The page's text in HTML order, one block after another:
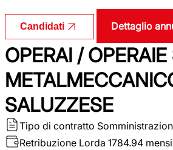
Candidati Dettaglio
OPERAI /
SALUZZESE
Tipo di contratto
Retribuzione Lorda 1784.94